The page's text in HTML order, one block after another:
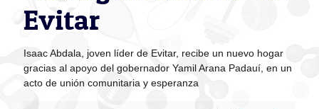
Evitar
Isaac Abdala, joven líder de Evitar, recibe un nuevo hogar
gracias al apoyo del gobernador Yamil Arana Padauí, en un
acto de unión comunitaria y esperanza